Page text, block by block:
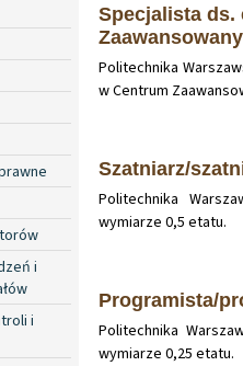
i
i
Specjalista ds.
Politechnika
w Centrum
Szatniarz/
Politechnika
wymiarze 0,5 etatu.
Programista/
Politechnika
wymiarze 0,25 etatu.